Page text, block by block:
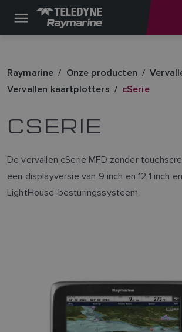
Raymarine Onze producten
Vervallen kaartplotters
cSerie
CSERIE
De vervallen cSerie MFD zonder
een displayversie van 9 inch en 12,1 inch
LightHouse-besturingssysteem.